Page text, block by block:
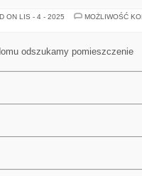
ON LIS - 4 - 2025
MOŻLIWOŚĆ
odszukamy pomieszczenie